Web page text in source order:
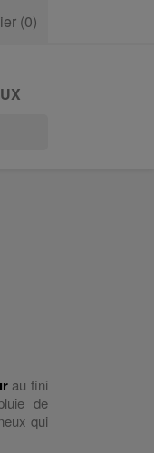
(0)
au fini
de
qui